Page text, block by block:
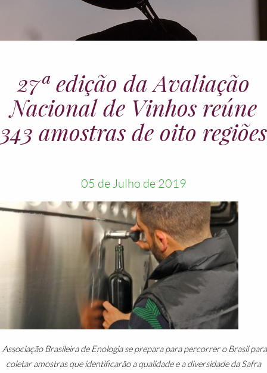
27ª edição da Avaliação
Nacional de Vinhos reúne
343 amostras de oito regiões
05 de Julho de 2019
Associação Brasileira de Enologia se prepara para percorrer o Brasil para
coletar amostras que identificarão a qualidade e a diversidade da Safra